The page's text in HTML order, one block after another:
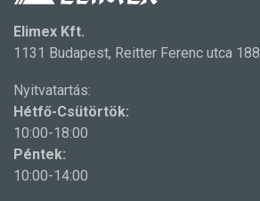
Elimex Kft.
1131 Budapest, Reitter Ferenc utca 188.
Nyitvatartás:
Hétfő-Csütörtök:
10:00-18:00
Péntek:
10:00-14:00